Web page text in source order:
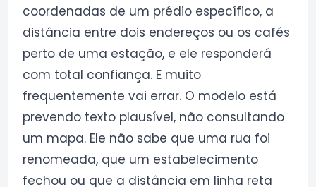
coordenadas de um prédio específico, a
distância entre dois endereços ou os cafés
perto de uma estação, e ele responderá
com total confiança. E muito
frequentemente vai errar. O modelo está
prevendo texto plausível, não consultando
um mapa. Ele não sabe que uma rua foi
renomeada, que um estabelecimento
fechou ou que a distância em linha reta